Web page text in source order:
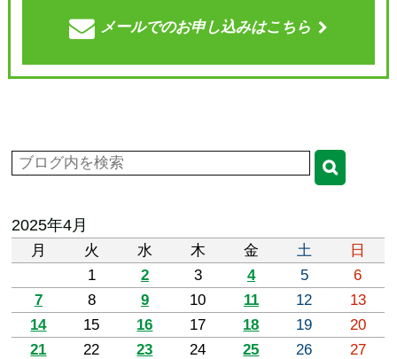
メールでのお申し込みはこちら
2025年4月
月 火 水 木 金 土
日
1
2 3 4 5
6
7
8 9 10 11 12
13
14
15 16 17 18 19
20
21
22 23 24 25 26
27